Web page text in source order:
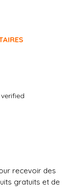
recevoir des
gratuits et de